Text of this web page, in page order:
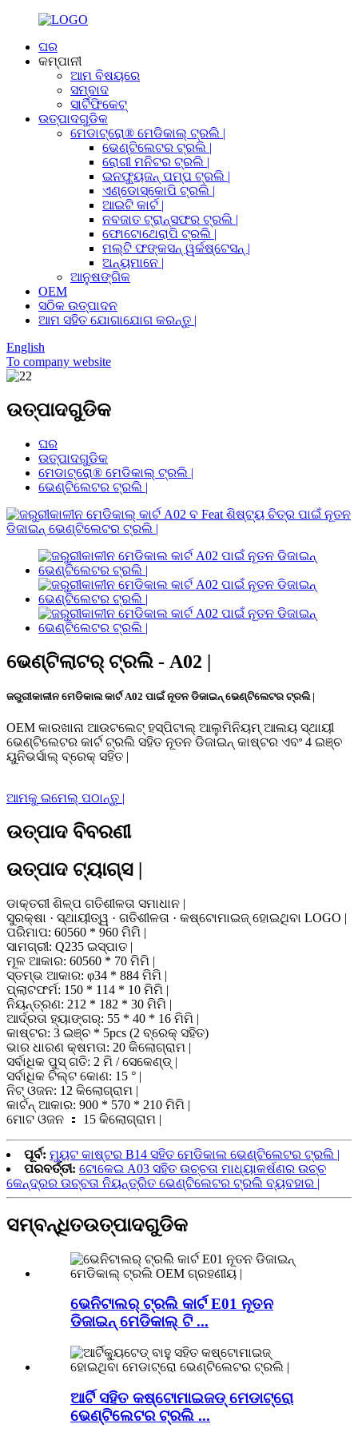
ଘର
କମ୍ପାନୀ
ଆମ ବିଷୟରେ
ସମ୍ବାଦ
ସାର୍ଟିଫିକେଟ୍
ଉତ୍ପାଦଗୁଡିକ
ମେଡାଟ୍ରୋ® ମେଡିକାଲ୍ ଟ୍ରଲି |
ଭେଣ୍ଟିଲେଟର ଟ୍ରଲି |
ରୋଗୀ ମନିଟର ଟ୍ରଲି |
ଇନଫ୍ୟୁଜନ୍ ପମ୍ପ ଟ୍ରଲି |
ଏଣ୍ଡୋସ୍କୋପି ଟ୍ରଲି |
ଆଇଟି କାର୍ଟ |
ନବଜାତ ଟ୍ରାନ୍ସଫର ଟ୍ରଲି |
ଫୋଟୋଥେରାପି ଟ୍ରଲି |
ମଲ୍ଟି ଫଙ୍କସନ୍ ୱର୍କଷ୍ଟେସନ୍ |
ଅନ୍ୟମାନେ |
ଆନୁଷଙ୍ଗିକ
OEM
ସଠିକ ଉତ୍ପାଦନ
ଆମ ସହିତ ଯୋଗାଯୋଗ କରନ୍ତୁ |
English
To company website
ଉତ୍ପାଦଗୁଡିକ
ଘର
ଉତ୍ପାଦଗୁଡିକ
ମେଡାଟ୍ରୋ® ମେଡିକାଲ୍ ଟ୍ରଲି |
ଭେଣ୍ଟିଲେଟର ଟ୍ରଲି |
ଭେଣ୍ଟିଲାଟର୍ ଟ୍ରଲି - A02 |
ଜରୁରୀକାଳୀନ ମେଡିକାଲ କାର୍ଟ A02 ପାଇଁ ନୂତନ ଡିଜାଇନ୍ ଭେଣ୍ଟିଲେଟର ଟ୍ରଲି |
OEM କାରଖାନା ଆଉଟଲେଟ୍ ହସ୍ପିଟାଲ୍ ଆଲୁମିନିୟମ୍ ଆଲୟ ସ୍ଥାୟୀ
ଭେଣ୍ଟିଲେଟର କାର୍ଟ ଟ୍ରଲି ସହିତ ନୂତନ ଡିଜାଇନ୍ କାଷ୍ଟର ଏବଂ 4 ଇଞ୍ଚ
ୟୁନିଭର୍ସାଲ୍ ବ୍ରେକ୍ ସହିତ |
ଆମକୁ ଇମେଲ୍ ପଠାନ୍ତୁ |
ଉତ୍ପାଦ ବିବରଣୀ
ଉତ୍ପାଦ ଟ୍ୟାଗ୍ସ |
ଡାକ୍ତରୀ ଶିଳ୍ପ ଗତିଶୀଳତା ସମାଧାନ |
ସୁରକ୍ଷା · ସ୍ଥାୟୀତ୍ୱ · ଗତିଶୀଳତା · କଷ୍ଟୋମାଇଜ୍ ହୋଇଥିବା LOGO |
ପରିମାପ: 60560 * 960 ମିମି |
ସାମଗ୍ରୀ: Q235 ଇସ୍ପାତ |
ମୂଳ ଆକାର: 60560 * 70 ମିମି |
ସ୍ତମ୍ଭ ଆକାର: φ34 * 884 ମିମି |
ପ୍ଲାଟଫର୍ମ: 150 * 114 * 10 ମିମି |
ନିୟନ୍ତ୍ରଣ: 212 * 182 * 30 ମିମି |
ଆର୍ଦ୍ରତା ହ୍ୟାଙ୍ଗର୍: 55 * 40 * 16 ମିମି |
କାଷ୍ଟର: 3 ଇଞ୍ଚ * 5pcs (2 ବ୍ରେକ୍ ସହିତ)
ଭାର ଧାରଣ କ୍ଷମତା: 20 କିଲୋଗ୍ରାମ |
ସର୍ବାଧିକ ପୁସ୍ ଗତି: 2 ମି / ସେକେଣ୍ଡ୍ |
ସର୍ବାଧିକ ଟିଲ୍ଟ କୋଣ: 15 ° |
ନିଟ୍ ଓଜନ: 12 କିଲୋଗ୍ରାମ |
କାର୍ଟନ୍ ଆକାର: 900 * 570 * 210 ମିମି |
ମୋଟ ଓଜନ ： 15 କିଲୋଗ୍ରାମ |
ପୂର୍ବ: ମ୍ୟୁଟ କାଷ୍ଟର B14 ସହିତ ମେଡିକାଲ ଭେଣ୍ଟିଲେଟର ଟ୍ରଲି |
ପରବର୍ତ୍ତୀ: ଟୋକେଇ A03 ସହିତ ଉଚ୍ଚତା ମାଧ୍ୟାକର୍ଷଣର ଉଚ୍ଚ
କେନ୍ଦ୍ରର ଉଚ୍ଚତା ନିୟନ୍ତ୍ରିତ ଭେଣ୍ଟିଲେଟର ଟ୍ରଲି ବ୍ୟବହାର |
ସମ୍ବନ୍ଧିତଉତ୍ପାଦଗୁଡିକ
ଭେନିଟାଲର୍ ଟ୍ରଲି କାର୍ଟ E01 ନୂତନ
ଡିଜାଇନ୍ ମେଡିକାଲ୍ ଟି ...
ଆର୍ଟି ସହିତ କଷ୍ଟୋମାଇଜଡ୍ ମେଡାଟ୍ରୋ
ଭେଣ୍ଟିଲେଟର ଟ୍ରଲି ...